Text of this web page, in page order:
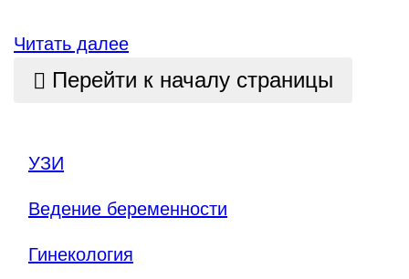
Читать далее
Перейти к началу страницы
УЗИ
Ведение беременности
Гинекология